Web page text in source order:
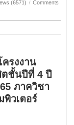
(6571) / Comments
รงงาน
ชั้นปีที่ 4 ปี
ภาควิชา
พิวเตอร์